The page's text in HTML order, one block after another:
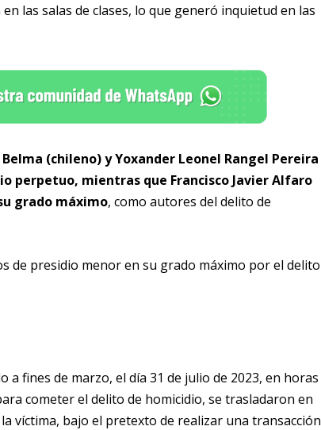
las salas de clases, lo que generó inquietud en las
(chileno) y Yoxander Leonel Rangel Pereira
perpetuo, mientras que Francisco Javier Alfaro
grado máximo, como autores del delito de
de presidio menor en su grado máximo por el delito
fines de marzo, el día 31 de julio de 2023, en horas
cometer el delito de homicidio, se trasladaron en
víctima, bajo el pretexto de realizar una transacción